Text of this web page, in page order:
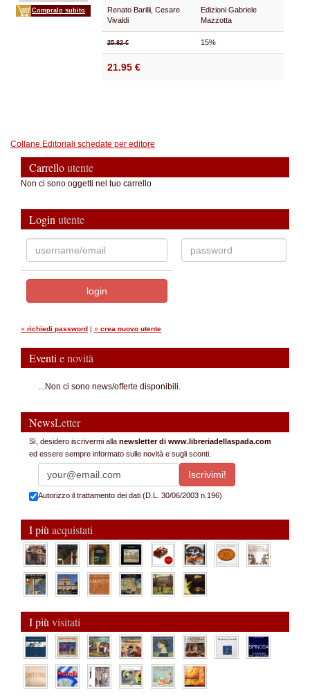
Compralo subito
Renato Barilli, Cesare
Vivaldi
Edizioni Gabriele
Mazzotta
25.82 € 15%
21.95 €
Collane Editoriali schedate per editore
Carrelloutente
Non ci sono oggetti nel tuo carrello
Loginutente
» richiedi password | » crea nuovo utente
Eventie novità
...Non ci sono news/offerte disponibili.
NewsLetter
Sì, desidero iscrivermi alla newsletter di www.libreriadellaspada.com
ed essere sempre informato sulle novità e sugli sconti.
Autorizzo il trattamento dei dati (D.L. 30/06/2003 n.196)
I piùacquistati
I piùvisitati